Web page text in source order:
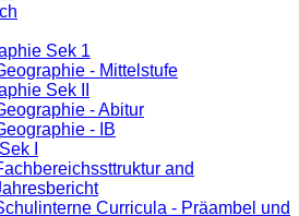
Sek 1
- Mittelstufe
Sek II
- Abitur
- IB
I
and
Curricula - Präambel und